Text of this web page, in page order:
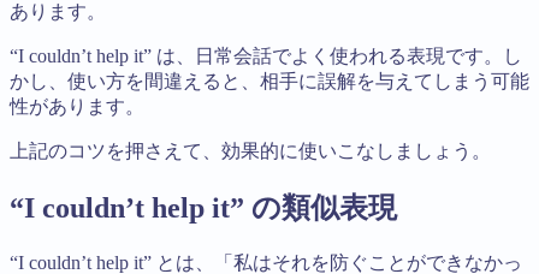
あります。
“I couldn’t help it” は、日常会話でよく使われる表現です。し
かし、使い方を間違えると、相手に誤解を与えてしまう可能
性があります。
上記のコツを押さえて、効果的に使いこなしましょう。
“I couldn’t help it” の類似表現
“I couldn’t help it” とは、「私はそれを防ぐことができなかっ